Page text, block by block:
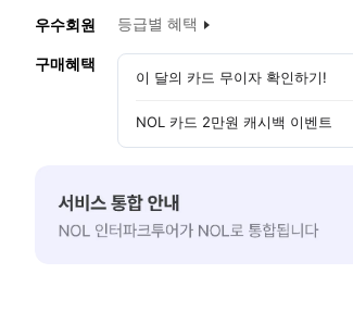
우수회원 등급별 혜택
구매혜택
이 달의 카드 무이자 확인하기!
NOL 카드 2만원 캐시백 이벤트